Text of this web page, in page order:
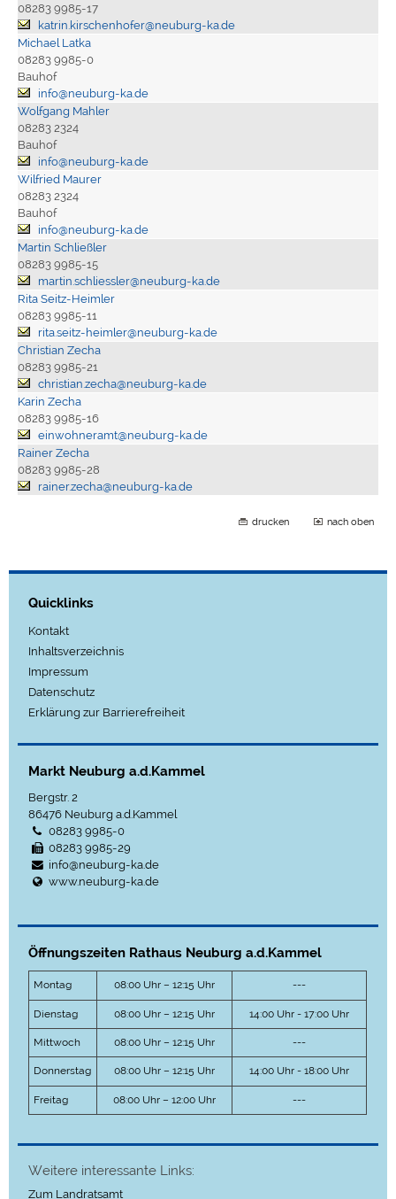
08283 9985-17
katrin.kirschenhofer@neuburg-ka.de
Michael Latka
08283 9985-0
Bauhof
info@neuburg-ka.de
Wolfgang Mahler
08283 2324
Bauhof
info@neuburg-ka.de
Wilfried Maurer
08283 2324
Bauhof
info@neuburg-ka.de
Martin Schließler
08283 9985-15
martin.schliessler@neuburg-ka.de
Rita Seitz-Heimler
08283 9985-11
rita.seitz-heimler@neuburg-ka.de
Christian Zecha
08283 9985-21
christian.zecha@neuburg-ka.de
Karin Zecha
08283 9985-16
einwohneramt@neuburg-ka.de
Rainer Zecha
08283 9985-28
rainer.zecha@neuburg-ka.de
drucken nach oben
Quicklinks
Kontakt
Inhaltsverzeichnis
Impressum
Datenschutz
Erklärung zur Barrierefreiheit
Markt Neuburg a.d.Kammel
Bergstr. 2
86476 Neuburg a.d.Kammel
08283 9985-0
08283 9985-29
info@neuburg-ka.de
www.neuburg-ka.de
Öffnungszeiten Rathaus Neuburg a.d.Kammel
Montag 08:00 Uhr – 12:15 Uhr ---
Dienstag 08:00 Uhr – 12:15 Uhr 14:00 Uhr - 17:00 Uhr
Mittwoch 08:00 Uhr – 12:15 Uhr ---
Donnerstag 08:00 Uhr – 12:15 Uhr 14:00 Uhr - 18:00 Uhr
Freitag 08:00 Uhr – 12:00 Uhr ---
Weitere interessante Links:
Zum Landratsamt